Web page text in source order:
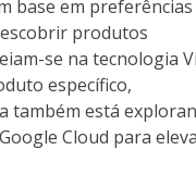
base em preferências
produtos
se na tecnologia
específico,
também está
Cloud para